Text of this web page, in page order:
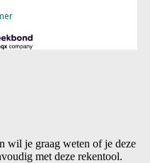
wil je graag weten of je deze
met deze rekentool.